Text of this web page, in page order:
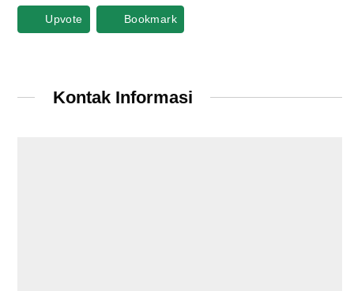
Upvote Bookmark
Kontak Informasi